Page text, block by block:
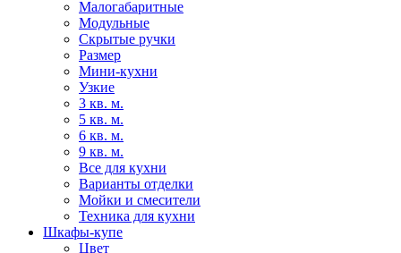
Малогабаритные
Модульные
Скрытые ручки
Размер
Мини-кухни
Узкие
3 кв. м.
5 кв. м.
6 кв. м.
9 кв. м.
Все для кухни
Варианты отделки
Мойки и смесители
Техника для кухни
Шкафы-купе
Цвет